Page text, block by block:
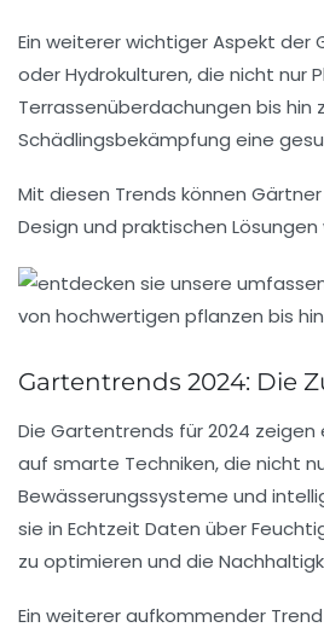
Ein weiterer wichtiger Aspekt der
oderHydrokulturen, die nicht nur
Terrassenüberdachungen bis
Schädlingsbekämpfung eine
Mit diesen Trends können
Design und praktischen
Gartentrends 2024: Die
Die Gartentrends für 2024 zeigen
auf smarte Techniken, die nicht
Bewässerungssysteme und
sie in Echtzeit Daten über
zu optimieren und die
Ein weiterer aufkommender